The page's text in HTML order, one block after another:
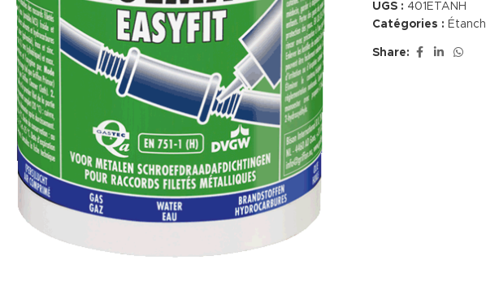
UGS : 401ETANH
Catégories :
Share: